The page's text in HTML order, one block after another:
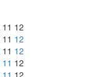
12
12
11 12
11 12
11 12